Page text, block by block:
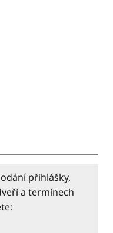
přihlášky,
a termínech